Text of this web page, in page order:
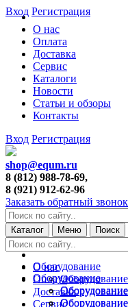
О нас
Оплата
Доставка
Сервис
Каталоги
Новости
Статьи и обзоры
Контакты
Вход Регистрация
Вход Регистрация
shop@equm.ru
8 (812) 988-78-69,
8 (921) 912-62-96
Заказать обратный звонок
Каталог Меню Поиск
О нас
Оплата
Доставка
Сервис
Оборудование
Оборудование